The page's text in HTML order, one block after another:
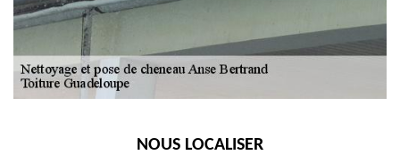
NOUS LOCALISER